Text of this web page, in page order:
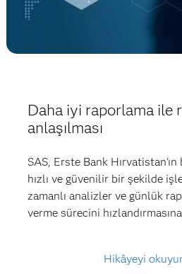
Daha iyi raporlama ile
anlaşılması
SAS, Erste Bank
hızlı ve güvenilir bir şekilde
zamanlı analizler ve günlük
verme sürecini
Hikâyeyi